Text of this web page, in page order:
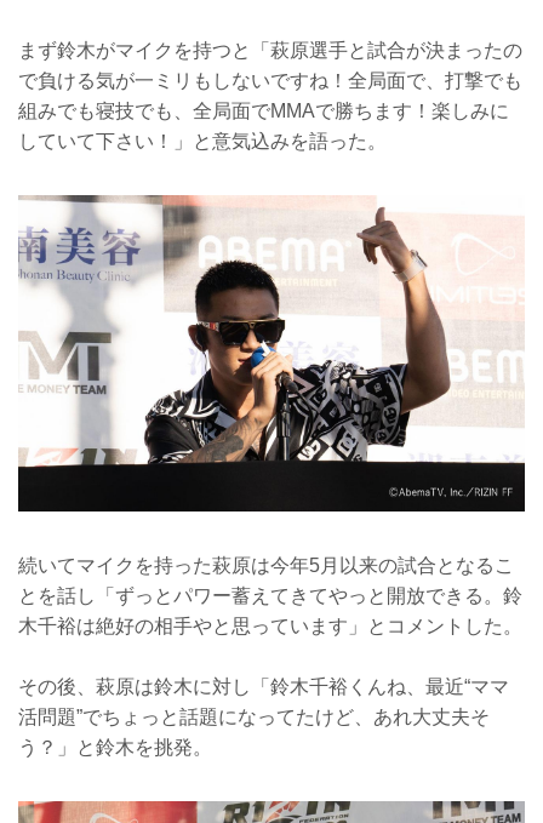
まず鈴木がマイクを持つと「萩原選手と試合が決まったの
で負ける気が一ミリもしないですね！全局面で、打撃でも
組みでも寝技でも、全局面でMMAで勝ちます！楽しみに
していて下さい！」と意気込みを語った。
続いてマイクを持った萩原は今年5月以来の試合となるこ
とを話し「ずっとパワー蓄えてきてやっと開放できる。鈴
木千裕は絶好の相手やと思っています」とコメントした。
その後、萩原は鈴木に対し「鈴木千裕くんね、最近“ママ
活問題”でちょっと話題になってたけど、あれ大丈夫そ
う？」と鈴木を挑発。